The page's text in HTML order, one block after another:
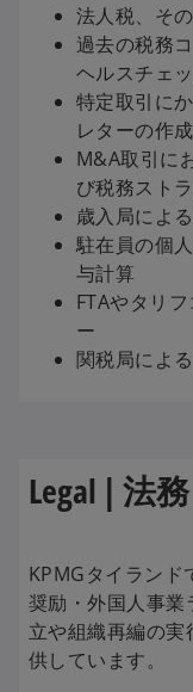
法人税、そ
過去の税務
ヘルスチェッ
特定取引に
レターの作成
M&A取引に
び税務スト
歳入局によ
駐在員の個
与計算
FTAやタリ
ー
関税局によ
Legal | 法務
KPMGタイランド
奨励・外国人事業
立や組織再編の
供しています。